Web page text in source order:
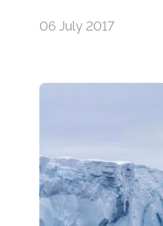
06 July 2017